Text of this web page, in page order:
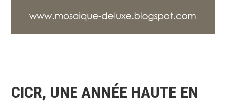
CICR, UNE ANNÉE HAUTE EN